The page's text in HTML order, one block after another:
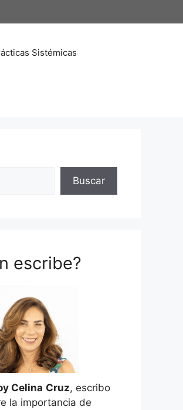
Sistémicas
Buscar
escribe?
Celina Cruz, escribo
la importancia de